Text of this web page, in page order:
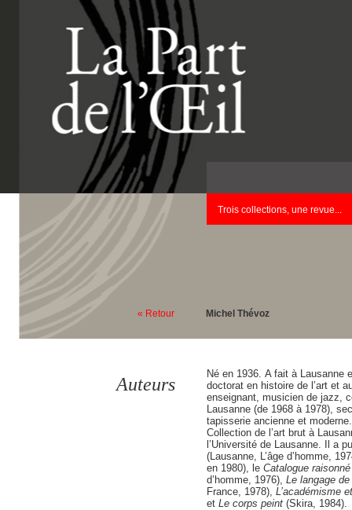
Trois collections, une revue...
« Retour Michel Thévoz
Auteurs
Né en 1936. A fait à Lausanne
doctorat en histoire de l’art et
enseignant, musicien de jazz,
Lausanne (de 1968 à 1978),
tapisserie ancienne et
Collection de l’art brut à
l’Université de Lausanne. Il a
(Lausanne, L’âge d’homme,
en 1980), le Catalogue
d’homme, 1976), Le langage
France, 1978), L’académisme
et Le corps peint (Skira, 1984).